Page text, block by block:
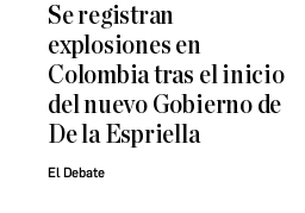
Se registran
explosiones en
Colombia tras el inicio
del nuevo Gobierno de
De la Espriella
El Debate